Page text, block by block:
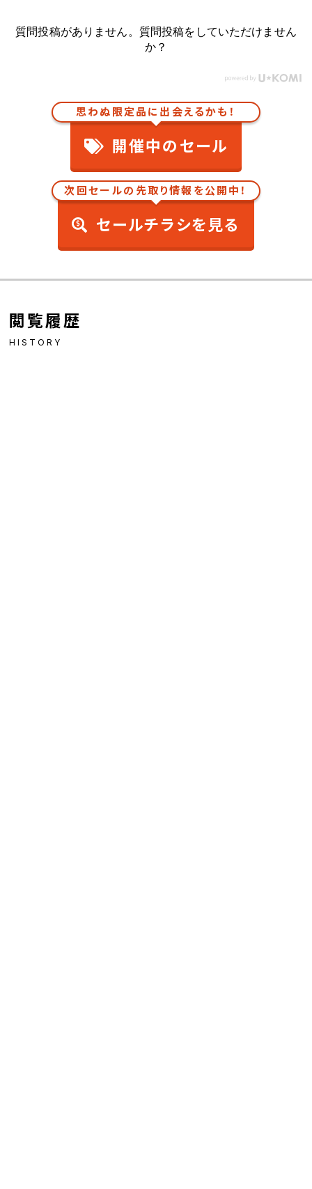
質問投稿がありません。質問投稿をしていただけません
か？
思わぬ限定品に出会えるかも！
開催中のセール
次回セールの先取り情報を公開中！
セールチラシを見る
閲覧履歴
HISTORY